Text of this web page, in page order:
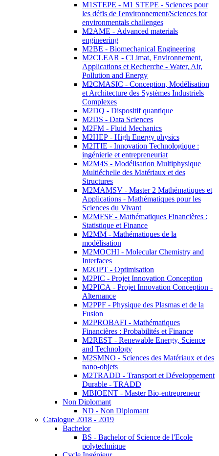
M1STEPE - M1 STEPE - Sciences pour
les défis de l'environnement/Sciences for
environmentals challenges
M2AME - Advanced materials
engineering
M2BE - Biomechanical Engineering
M2CLEAR - CLimat, Environnement,
Applications et Recherche - Water, Air,
Pollution and Energy
M2CMASIC - Conception, Modélisation
et Architecture des Systèmes Industriels
Complexes
M2DQ - Dispositif quantique
M2DS - Data Sciences
M2FM - Fluid Mechanics
M2HEP - High Energy physics
M2ITIE - Innovation Technologique :
ingénierie et entrepreneuriat
M2M4S - Modélisation Multiphysique
Multiéchelle des Matériaux et des
Structures
M2MAMSV - Master 2 Mathématiques et
Applications - Mathématiques pour les
Sciences du Vivant
M2MFSF - Mathématiques Financières :
Statistique et Finance
M2MM - Mathématiques de la
modélisation
M2MOCHI - Molecular Chemistry and
Interfaces
M2OPT - Optimisation
M2PIC - Projet Innovation Conception
M2PICA - Projet Innovation Conception -
Alternance
M2PPF - Physique des Plasmas et de la
Fusion
M2PROBAFI - Mathématiques
Financières : Probabilités et Finance
M2REST - Renewable Energy, Science
and Technology
M2SMNO - Sciences des Matériaux et des
nano-objets
M2TRADD - Transport et Développement
Durable - TRADD
MBIOENT - Master Bio-entrepreneur
Non Diplomant
ND - Non Diplomant
Catalogue 2018 - 2019
Bachelor
BS - Bachelor of Science de l'Ecole
polytechnique